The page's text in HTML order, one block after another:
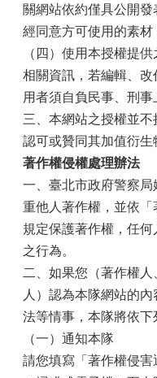
關網站依約僅具公開
經同意方可使用的素材
（四）使用本授權提
相關資訊，若編輯、
用者須自負民事、刑事
三、本網站之授權並不
認可或贊同其加值衍生
著作權侵權處理辦法
一、臺北市政府警察
重他人著作權，並依
規定保護著作權，任
之行為。
二、如果您（著作權
人）認為本隊網站的
法等情事，本隊將依下
（一）通知本隊
請您填寫「著作權侵